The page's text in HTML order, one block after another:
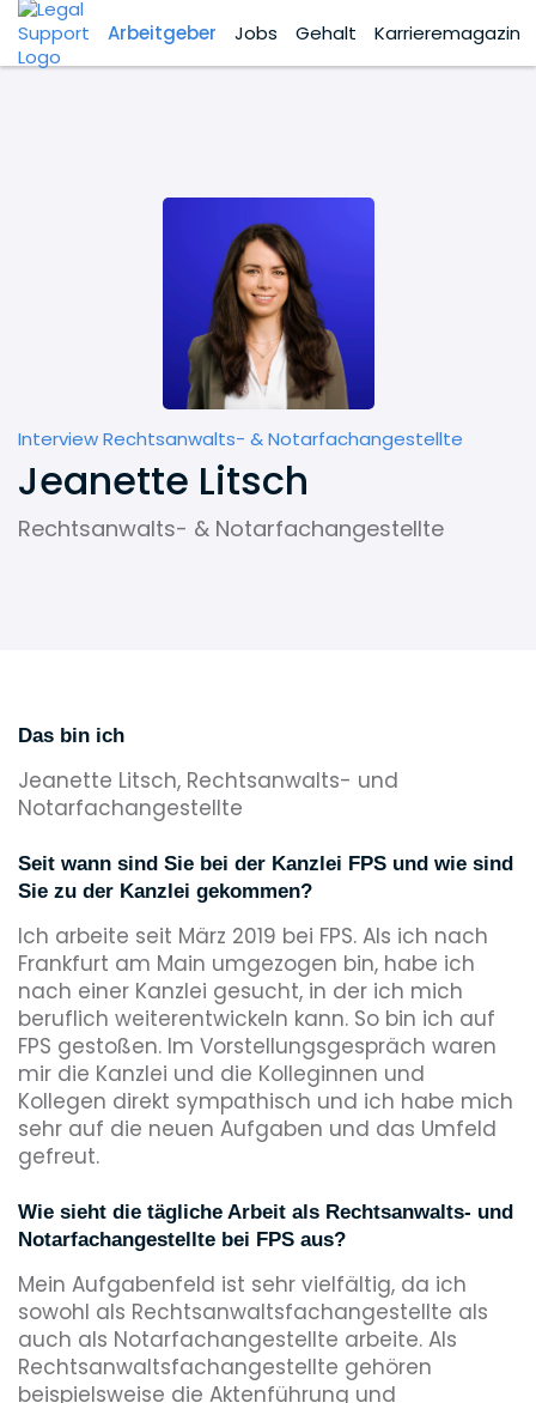
Arbeitgeber Jobs Gehalt Karrieremagazin
Interview Rechtsanwalts- & Notarfachangestellte
Jeanette Litsch
Rechtsanwalts- & Notarfachangestellte
Das bin ich
Jeanette Litsch, Rechtsanwalts- und
Notarfachangestellte
Seit wann sind Sie bei der Kanzlei FPS und wie sind
Sie zu der Kanzlei gekommen?
Ich arbeite seit März 2019 bei FPS. Als ich nach
Frankfurt am Main umgezogen bin, habe ich
nach einer Kanzlei gesucht, in der ich mich
beruflich weiterentwickeln kann. So bin ich auf
FPS gestoßen. Im Vorstellungsgespräch waren
mir die Kanzlei und die Kolleginnen und
Kollegen direkt sympathisch und ich habe mich
sehr auf die neuen Aufgaben und das Umfeld
gefreut.
Wie sieht die tägliche Arbeit als Rechtsanwalts- und
Notarfachangestellte bei FPS aus?
Mein Aufgabenfeld ist sehr vielfältig, da ich
sowohl als Rechtsanwaltsfachangestellte als
auch als Notarfachangestellte arbeite. Als
Rechtsanwaltsfachangestellte gehören
beispielsweise die Aktenführung und